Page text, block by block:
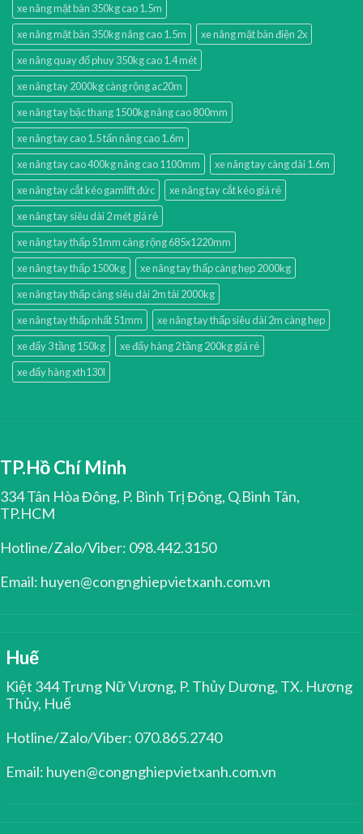
xe nâng mặt bàn 350kg cao 1.5m
xe nâng mặt bàn 350kg nâng cao 1.5m
xe nâng mặt bàn điện 2x
xe nâng quay đổ phuy 350kg cao 1.4 mét
xe nâng tay 2000kg càng rộng ac20m
xe nâng tay bậc thang 1500kg nâng cao 800mm
xe nâng tay cao 1.5 tấn nâng cao 1.6m
xe nâng tay cao 400kg nâng cao 1100mm
xe nâng tay càng dài 1.6m
xe nâng tay cắt kéo gamlift đức
xe nâng tay cắt kéo giá rẻ
xe nâng tay siêu dài 2 mét giá rẻ
xe nâng tay thấp 51mm càng rộng 685x1220mm
xe nâng tay thấp 1500kg
xe nâng tay thấp càng hẹp 2000kg
xe nâng tay thấp càng siêu dài 2m tải 2000kg
xe nâng tay thấp nhất 51mm
xe nâng tay thấp siêu dài 2m càng hẹp
xe đẩy 3 tầng 150kg
xe đẩy hàng 2 tầng 200kg giá rẻ
xe đẩy hàng xth130l
TP.Hồ Chí Minh
334 Tân Hòa Đông, P. Bình Trị Đông, Q.Bình Tân,
TP.HCM
Hotline/Zalo/Viber: 098.442.3150
Email: huyen@congnghiepvietxanh.com.vn
Huế
Kiệt 344 Trưng Nữ Vương, P. Thủy Dương, TX. Hương
Thủy, Huế
Hotline/Zalo/Viber: 070.865.2740
Email: huyen@congnghiepvietxanh.com.vn